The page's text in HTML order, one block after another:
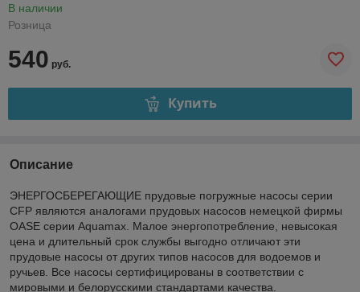
В наличии
Розница
540 руб.
Купить
Описание
ЭНЕРГОСБЕРЕГАЮЩИЕ прудовые погружные насосы серии
CFP являются аналогами прудовых насосов немецкой фирмы
OASE серии Aquamax. Малое энергопотребление, невысокая
цена и длительный срок службы выгодно отличают эти
прудовые насосы от других типов насосов для водоемов и
ручьев. Все насосы сертифицированы в соответствии с
мировыми и белорусскими стандартами качества.